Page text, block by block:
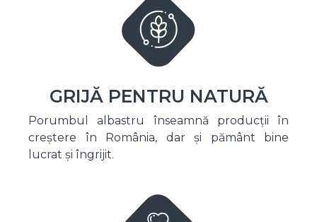
GRIJĂ PENTRU NATURĂ
Porumbul albastru înseamnă producții în
creștere în România, dar și pământ bine
lucrat și îngrijit.